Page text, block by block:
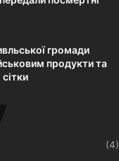
громади
продукти та
(4)